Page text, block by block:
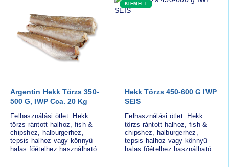
Argentin Hekk Törzs 350-
500 G, IWP Cca. 20 Kg
Felhasználási ötlet: Hekk
törzs rántott halhoz, fish &
chipshez, halburgerhez,
tepsis halhoz vagy könnyű
halas főételhez használható.
KIEMELT
Hekk Törzs 450-600 G IWP
SEIS
Felhasználási ötlet: Hekk
törzs rántott halhoz, fish &
chipshez, halburgerhez,
tepsis halhoz vagy könnyű
halas főételhez használható.